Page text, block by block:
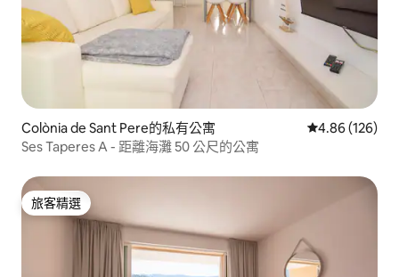
Colònia de Sant Pere的私有公寓 從 126 則評價
4.86 (126)
Ses Taperes A - 距離海灘 50 公尺的公寓
旅客精選
旅客精選